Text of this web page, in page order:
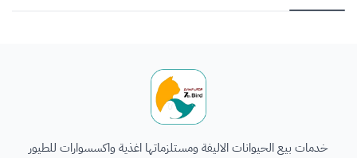
خدمات بيع الحيوانات الاليفة ومستلزماتها اغذية واكسسوارات للطيور